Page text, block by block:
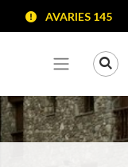
proveïdors
Portal de
AVARIES 145
Veure